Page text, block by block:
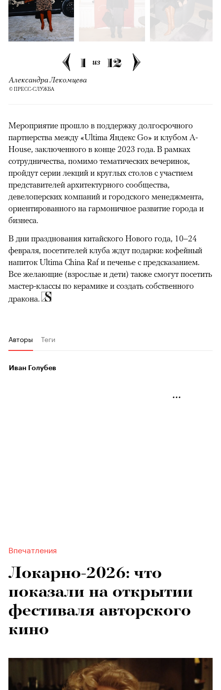
1 из 12
Александра Лекомцева
© ПРЕСС-СЛУЖБА
Мероприятие прошло в поддержку долгосрочного
партнерства между «Ultima Яндекс Go» и клубом A-
House, заключенного в конце 2023 года. В рамках
сотрудничества, помимо тематических вечеринок,
пройдут серии лекций и круглых столов с участием
представителей архитектурного сообщества,
девелоперских компаний и городского менеджмента,
ориентированного на гармоничное развитие города и
бизнеса.
В дни празднования китайского Нового года, 10–24
февраля, посетителей клуба ждут подарки: кофейный
напиток Ultima China Raf и печенье с предсказанием.
Все желающие (взрослые и дети) также смогут посетить
мастер-классы по керамике и создать собственного
дракона.
Авторы Теги
Иван Голубев
Впечатления
Локарно-2026: что
показали на открытии
фестиваля авторского
кино